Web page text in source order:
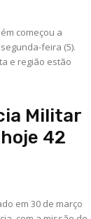
começou a
feira (5).
e região estão
Militar
42
em 30 de março